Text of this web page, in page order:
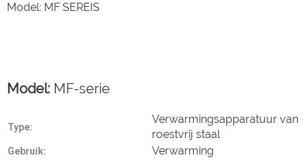
Model: MF SEREIS
Model: MF-serie
Type:
Verwarmingsapparatuur van
roestvrij staal
Gebruik: Verwarming